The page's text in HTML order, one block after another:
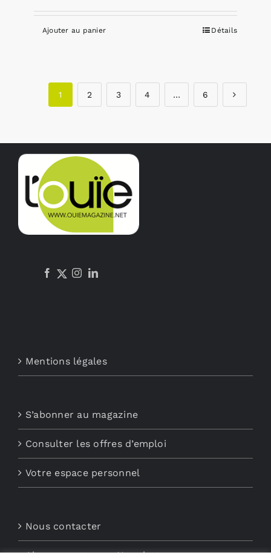
Ajouter au panier Détails
1 2 3 4 … 6
Mentions légales
S’abonner au magazine
Consulter les offres d’emploi
Votre espace personnel
Nous contacter
Abonnements aux Newsletters